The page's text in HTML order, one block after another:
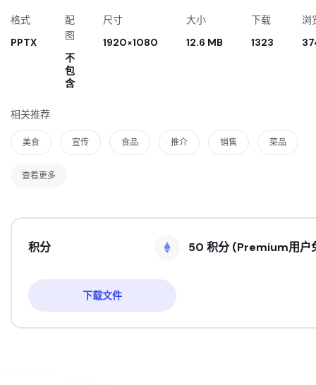
格式
PPTX
配
图
不
包
含
尺寸
1920×1080
大小
12.6 MB
下载
1323
浏
相关推荐
美食 宣传 食品 推介 销售 菜品
查看更多
积分 50 积分 (Premium用户
下载文件